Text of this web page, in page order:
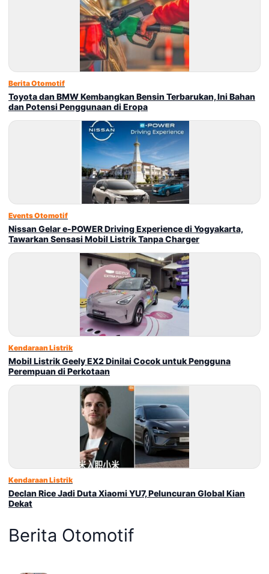
Berita Otomotif
Toyota dan BMW Kembangkan Bensin Terbarukan, Ini Bahan
dan Potensi Penggunaan di Eropa
Events Otomotif
Nissan Gelar e-POWER Driving Experience di Yogyakarta,
Tawarkan Sensasi Mobil Listrik Tanpa Charger
Kendaraan Listrik
Mobil Listrik Geely EX2 Dinilai Cocok untuk Pengguna
Perempuan di Perkotaan
Kendaraan Listrik
Declan Rice Jadi Duta Xiaomi YU7, Peluncuran Global Kian
Dekat
Berita Otomotif